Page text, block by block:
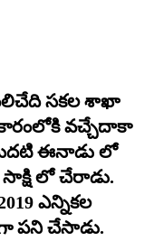
పిలిచేది సకల శాఖా
వచ్చేదాకా
ఈనాడు లో
లో చేరాడు.
ఎన్నికల
పని చేసాడు.